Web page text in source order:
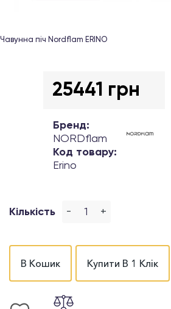
Чавунна піч Nordflam ERINO
25441 грн
Бренд:
NORDflam
Код товару:
Erino
Кількість - +
В Кошик Купити В 1 Клік